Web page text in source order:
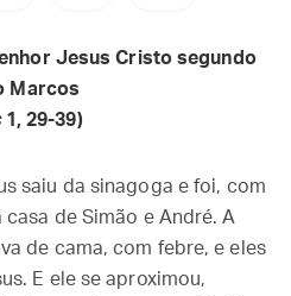
Jesus Cristo segundo
Marcos
1, 29-39)
saiu da sinagoga e foi, com
casa de Simão e André. A
de cama, com febre, e eles
E ele se aproximou,